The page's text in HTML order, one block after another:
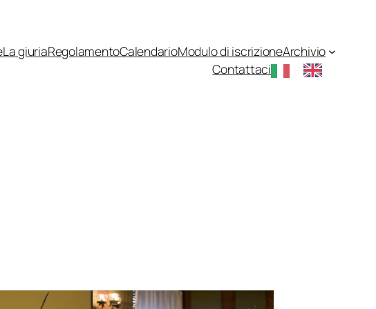
La giuriaRegolamentoCalendarioModulo di iscrizioneArchivio
Contattaci